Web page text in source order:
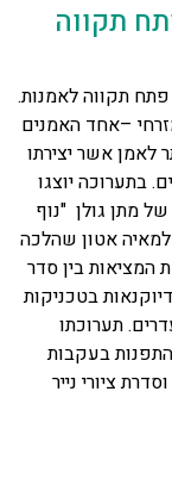
תקווה
פתח תקווה לאמנות.
–אחד האמנים
לאמן אשר יצירתו
בתערוכה יוצגו
מתן גולן "נוף
אטון שהלכה
המציאות בין סדר
בטכניקות
תערוכתו
בעקבות
ציורי נייר